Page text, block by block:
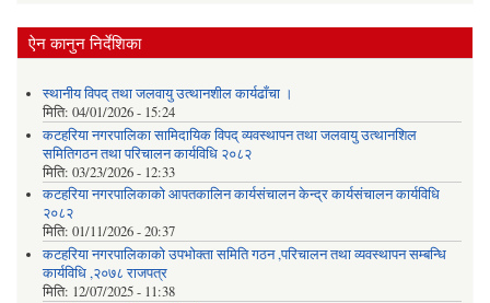
ऐन कानुन निर्देशिका
स्थानीय विपद् तथा जलवायु उत्थानशील कार्यढाँचा ।
मिति: 04/01/2026 - 15:24
कटहरिया नगरपालिका सामिदायिक विपद् व्यवस्थापन तथा जलवायु उत्थानशिल
समितिगठन तथा परिचालन कार्यविधि २०८२
मिति: 03/23/2026 - 12:33
कटहरिया नगरपालिकाको आपतकालिन कार्यसंचालन केन्द्र कार्यसंचालन कार्यविधि
२०८२
मिति: 01/11/2026 - 20:37
कटहरिया नगरपालिकाको उपभोक्ता समिति गठन ,परिचालन तथा व्यवस्थापन सम्बन्धि
कार्यविधि ,२०७८ राजपत्र
मिति: 12/07/2025 - 11:38